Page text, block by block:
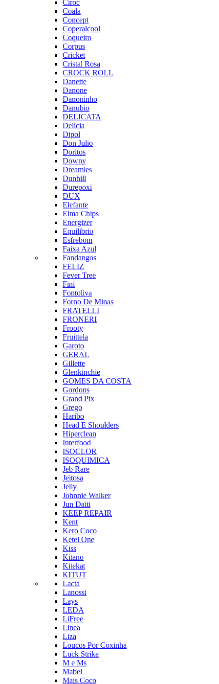
Ciroc
Coala
Concept
Coperalcool
Coqueiro
Corpus
Cricket
Cristal Rosa
CROCK ROLL
Danette
Danone
Danoninho
Danubio
DELICATA
Delicia
Dipol
Don Julio
Doritos
Downy
Dreamies
Dunhill
Durepoxi
DUX
Elefante
Elma Chips
Energizer
Equilibrio
Esfrebom
Faixa Azul
Fandangos
FELIZ
Fever Tree
Fini
Fontoliva
Forno De Minas
FRATELLI
FRONERI
Frooty
Fruittela
Garoto
GERAL
Gillette
Glenkinchie
GOMES DA COSTA
Gordons
Grand Pix
Grego
Haribo
Head E Shoulders
Hiperclean
Interfood
ISOCLOR
ISOQUIMICA
Jeb Rare
Jeitosa
Jelly
Johnnie Walker
Jun Daiti
KEEP REPAIR
Kent
Kero Coco
Ketel One
Kiss
Kitano
Kitekat
KITUT
Lacta
Lanossi
Lays
LEDA
LiFree
Linea
Liza
Loucos Por Coxinha
Luck Strike
M e Ms
Mabel
Mais Coco